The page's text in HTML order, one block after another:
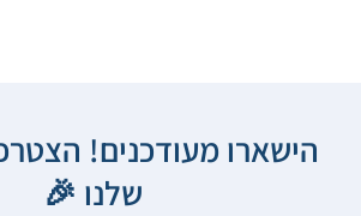
הישארו מעודכנים!
שלנו 🎉